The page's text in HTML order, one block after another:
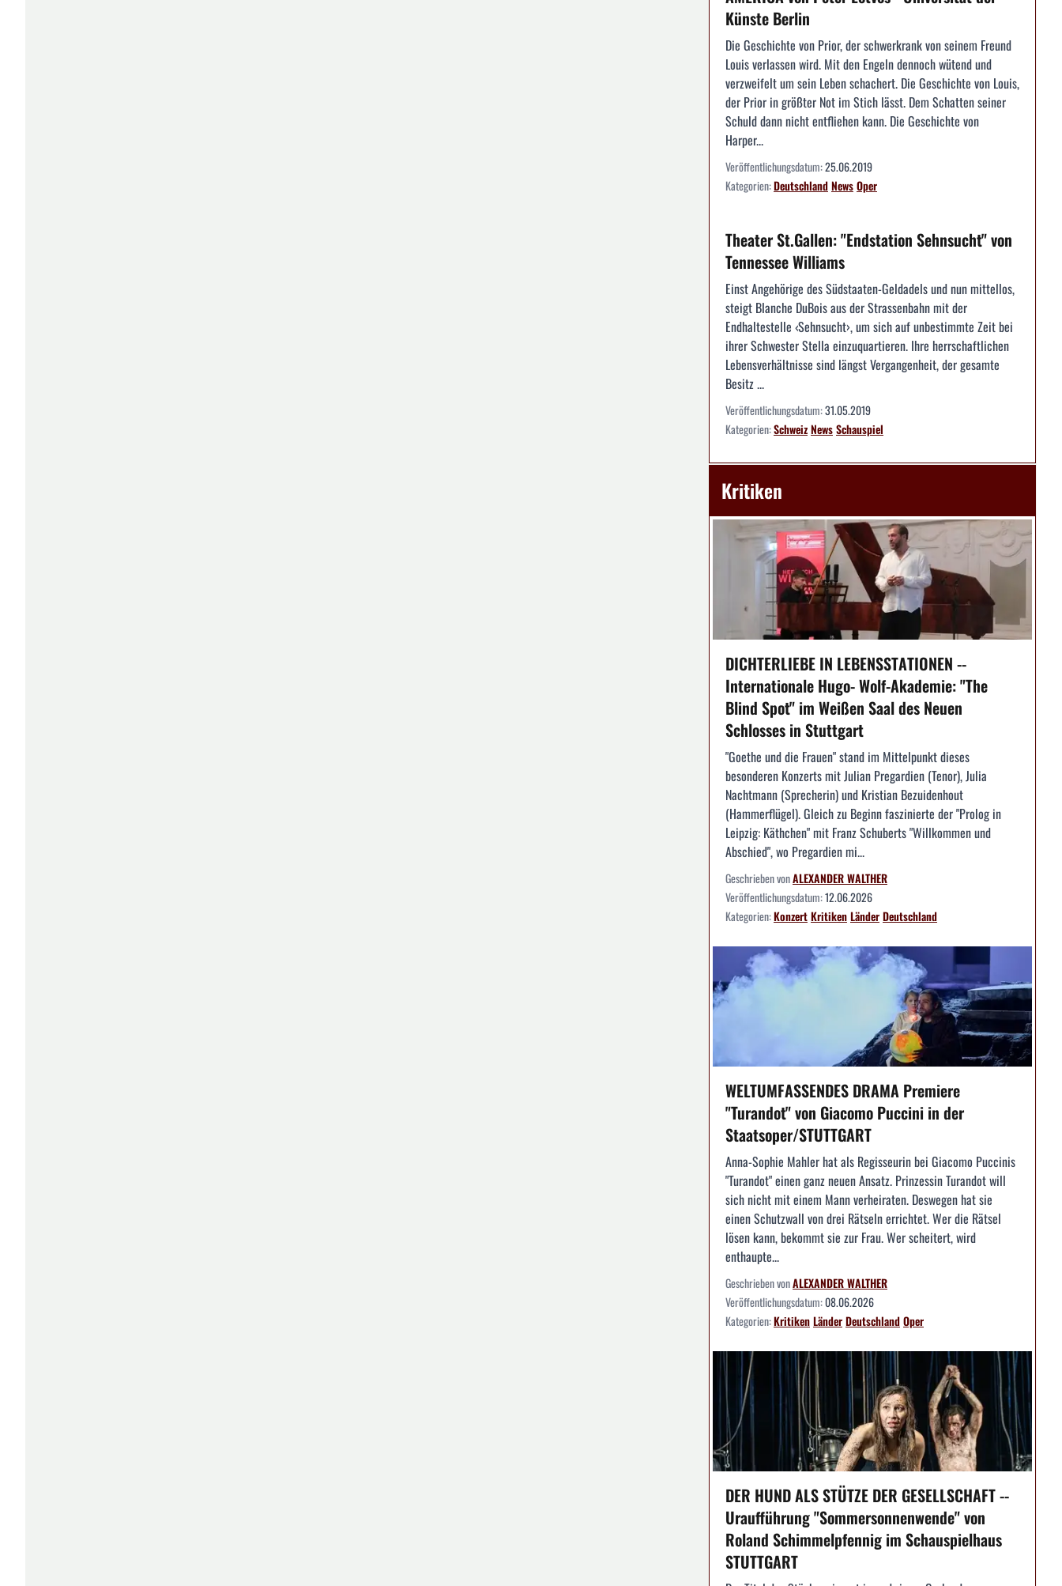
Künste Berlin
Die Geschichte von Prior, der schwerkrank von seinem Freund
Louis verlassen wird. Mit den Engeln dennoch wütend und
verzweifelt um sein Leben schachert. Die Geschichte von Louis,
der Prior in größter Not im Stich lässt. Dem Schatten seiner
Schuld dann nicht entfliehen kann. Die Geschichte von
Harper...
Veröffentlichungsdatum:25.06.2019
Kategorien:DeutschlandNewsOper
Theater St.Gallen: "Endstation Sehnsucht" von
Tennessee Williams
Einst Angehörige des Südstaaten-Geldadels und nun mittellos,
steigt Blanche DuBois aus der Strassenbahn mit der
Endhaltestelle ‹Sehnsucht›, um sich auf unbestimmte Zeit bei
ihrer Schwester Stella einzuquartieren. Ihre herrschaftlichen
Lebensverhältnisse sind längst Vergangenheit, der gesamte
Besitz ...
Veröffentlichungsdatum:31.05.2019
Kategorien:SchweizNewsSchauspiel
Kritiken
DICHTERLIEBE IN LEBENSSTATIONEN --
Internationale Hugo- Wolf-Akademie: "The
Blind Spot" im Weißen Saal des Neuen
Schlosses in Stuttgart
"Goethe und die Frauen" stand im Mittelpunkt dieses
besonderen Konzerts mit Julian Pregardien (Tenor), Julia
Nachtmann (Sprecherin) und Kristian Bezuidenhout
(Hammerflügel). Gleich zu Beginn faszinierte der "Prolog in
Leipzig: Käthchen" mit Franz Schuberts "Willkommen und
Abschied", wo Pregardien mi...
Geschrieben vonALEXANDER WALTHER
Veröffentlichungsdatum:12.06.2026
Kategorien:KonzertKritikenLänderDeutschland
WELTUMFASSENDES DRAMA Premiere
"Turandot" von Giacomo Puccini in der
Staatsoper/STUTTGART
Anna-Sophie Mahler hat als Regisseurin bei Giacomo Puccinis
"Turandot" einen ganz neuen Ansatz. Prinzessin Turandot will
sich nicht mit einem Mann verheiraten. Deswegen hat sie
einen Schutzwall von drei Rätseln errichtet. Wer die Rätsel
lösen kann, bekommt sie zur Frau. Wer scheitert, wird
enthaupte...
Geschrieben vonALEXANDER WALTHER
Veröffentlichungsdatum:08.06.2026
Kategorien:KritikenLänderDeutschlandOper
DER HUND ALS STÜTZE DER GESELLSCHAFT --
Uraufführung "Sommersonnenwende" von
Roland Schimmelpfennig im Schauspielhaus
STUTTGART